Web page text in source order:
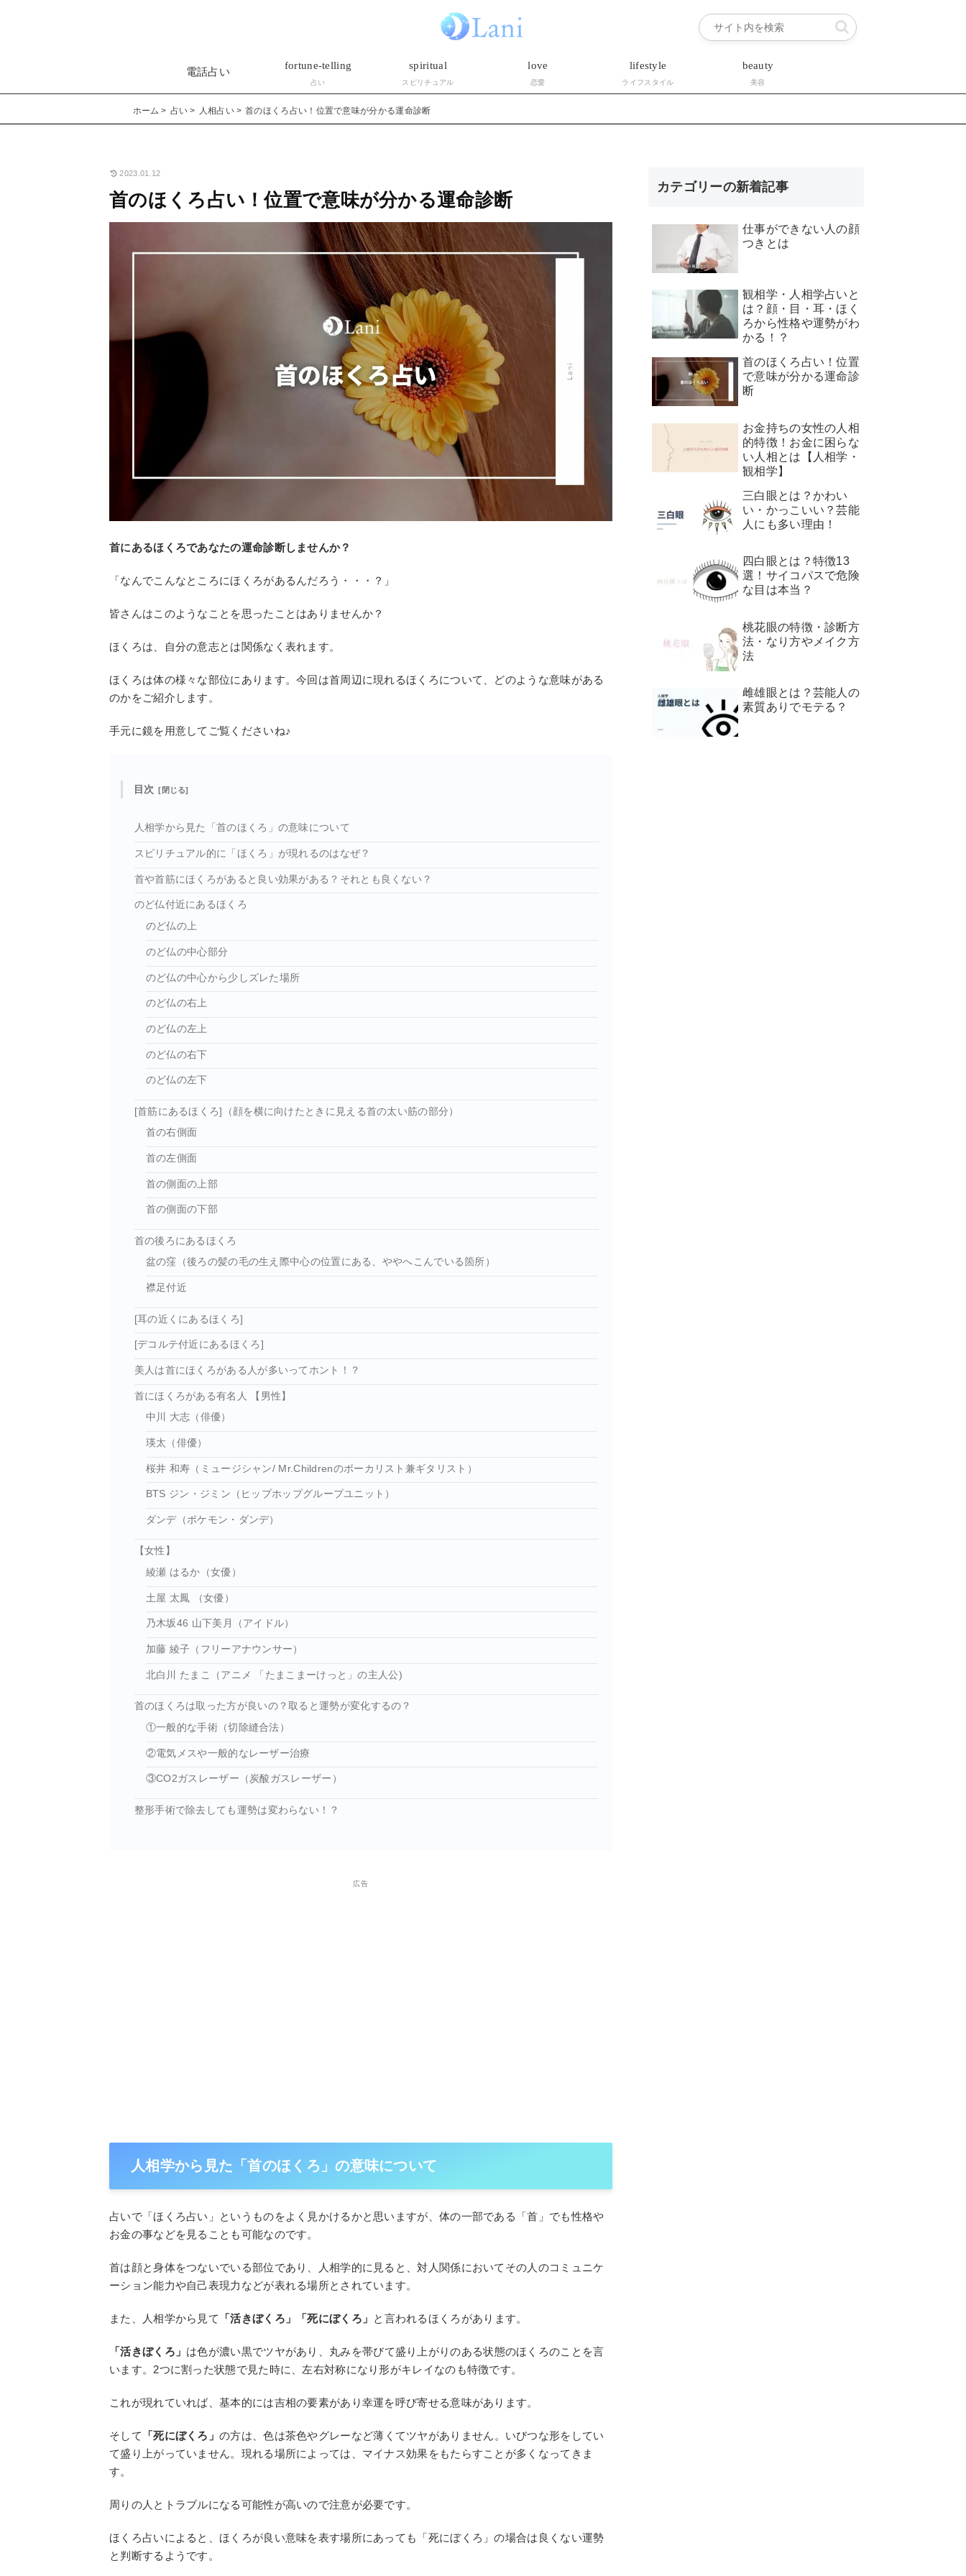
電話占い
fortune-telling
占い
spiritual
スピリチュアル
love
恋愛
lifestyle
ライフスタイル
beauty
美容
ホーム 占い 人相占い 首のほくろ占い！位置で意味が分かる運命診断
2023.01.12
首のほくろ占い！位置で意味が分かる運命診断
首にあるほくろであなたの運命診断しませんか？
「なんでこんなところにほくろがあるんだろう・・・？」
皆さんはこのようなことを思ったことはありませんか？
ほくろは、自分の意志とは関係なく表れます。
ほくろは体の様々な部位にあります。今回は首周辺に現れるほくろについて、どのような意味がある
のかをご紹介します。
手元に鏡を用意してご覧くださいね♪
目次
人相学から見た「首のほくろ」の意味について
スピリチュアル的に「ほくろ」が現れるのはなぜ？
首や首筋にほくろがあると良い効果がある？それとも良くない？
のど仏付近にあるほくろ
のど仏の上
のど仏の中心部分
のど仏の中心から少しズレた場所
のど仏の右上
のど仏の左上
のど仏の右下
のど仏の左下
[首筋にあるほくろ]（顔を横に向けたときに見える首の太い筋の部分）
首の右側面
首の左側面
首の側面の上部
首の側面の下部
首の後ろにあるほくろ
盆の窪（後ろの髪の毛の生え際中心の位置にある、ややへこんでいる箇所）
襟足付近
[耳の近くにあるほくろ]
[デコルテ付近にあるほくろ]
美人は首にほくろがある人が多いってホント！？
首にほくろがある有名人 【男性】
中川 大志（俳優）
瑛太（俳優）
桜井 和寿（ミュージシャン/ Mr.Childrenのボーカリスト兼ギタリスト）
BTS ジン・ジミン（ヒップホップグループユニット）
ダンデ（ポケモン・ダンデ）
【女性】
綾瀬 はるか（女優）
土屋 太鳳 （女優）
乃木坂46 山下美月（アイドル）
加藤 綾子（フリーアナウンサー）
北白川 たまこ（アニメ 「たまこまーけっと」の主人公)
首のほくろは取った方が良いの？取ると運勢が変化するの？
①一般的な手術（切除縫合法）
②電気メスや一般的なレーザー治療
③CO2ガスレーザー（炭酸ガスレーザー）
整形手術で除去しても運勢は変わらない！？
広告
人相学から見た「首のほくろ」の意味について
占いで「ほくろ占い」というものをよく見かけるかと思いますが、体の一部である「首」でも性格や
お金の事などを見ることも可能なのです。
首は顔と身体をつないでいる部位であり、人相学的に見ると、対人関係においてその人のコミュニケ
ーション能力や自己表現力などが表れる場所とされています。
また、人相学から見て 「活きぼくろ」「死にぼくろ」 と言われるほくろがあります。
「活きぼくろ」 は色が濃い黒でツヤがあり、丸みを帯びて盛り上がりのある状態のほくろのことを言
います。2つに割った状態で見た時に、左右対称になり形がキレイなのも特徴です。
これが現れていれば、基本的には吉相の要素があり幸運を呼び寄せる意味があります。
そして 「死にぼくろ」の方は、色は茶色やグレーなど薄くてツヤがありません。いびつな形をしてい
て盛り上がっていません。現れる場所によっては、マイナス効果をもたらすことが多くなってきま
す。
周りの人とトラブルになる可能性が高いので注意が必要です。
ほくろ占いによると、ほくろが良い意味を表す場所にあっても「死にぼくろ」の場合は良くない運勢
と判断するようです。
カテゴリーの新着記事
仕事ができない人の顔
つきとは
観相学・人相学占いと
は？顔・目・耳・ほく
ろから性格や運勢がわ
かる！？
首のほくろ占い！位置
で意味が分かる運命診
断
お金持ちの女性の人相
的特徴！お金に困らな
い人相とは【人相学・
観相学】
三白眼とは？かわい
い・かっこいい？芸能
人にも多い理由！
四白眼とは？特徴13
選！サイコパスで危険
な目は本当？
桃花眼の特徴・診断方
法・なり方やメイク方
法
雌雄眼とは？芸能人の
素質ありでモテる？